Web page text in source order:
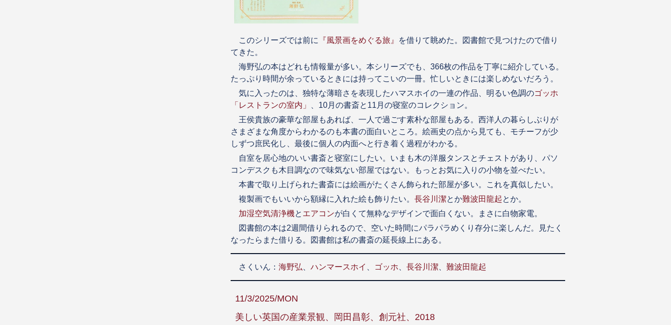
このシリーズでは前に 『風景画をめぐる旅』
を借りて眺めた。図書館で見つけたので借り
てきた。
海野弘の本はどれも情報量が多い。本シリーズでも、366枚の作品を丁寧に紹介している。
たっぷり時間が余っているときには持ってこいの一冊。忙しいときには楽しめないだろう。
気に入ったのは、独特な薄暗さを表現したハマスホイの一連の作品、明るい色調のゴッホ
「レストランの室内」
、10月の書斎と11月の寝室のコレクション。
王侯貴族の豪華な部屋もあれば、一人で過ごす素朴な部屋もある。西洋人の暮らしぶりが
さまざまな角度からわかるのも本書の面白いところ。絵画史の点から見ても、モチーフが少
しずつ庶民化し、最後に個人の内面へと行き着く過程がわかる。
自室を居心地のいい書斎と寝室にしたい。いまも木の洋服タンスとチェストがあり、パソ
コンデスクも木目調なので味気ない部屋ではない。もっとお気に入りの小物を並べたい。
本書で取り上げられた書斎には絵画がたくさん飾られた部屋が多い。これを真似したい。
複製画でもいいから額縁に入れた絵も飾りたい。 長谷川潔とか難波田龍起とか。
加湿空気清浄機と エアコンが白くて無粋なデザインで面白くない。まさに白物家電。
図書館の本は2週間借りられるので、空いた時間にパラパラめくり存分に楽しんだ。見たく
なったらまた借りる。図書館は私の書斎の延長線上にある。
さくいん： 海野弘 ハンマースホイ ゴッホ 長谷川潔 難波田龍起
11/3/2025/MON
美しい英国の産業景観、岡田昌彰、創元社、2018